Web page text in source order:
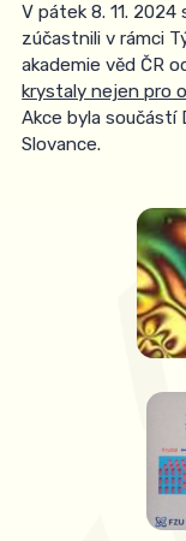
V pátek 8. 11.
zúčastnili v rámci
akademie věd ČR
krystaly nejen pro
Akce byla součástí
Slovance.